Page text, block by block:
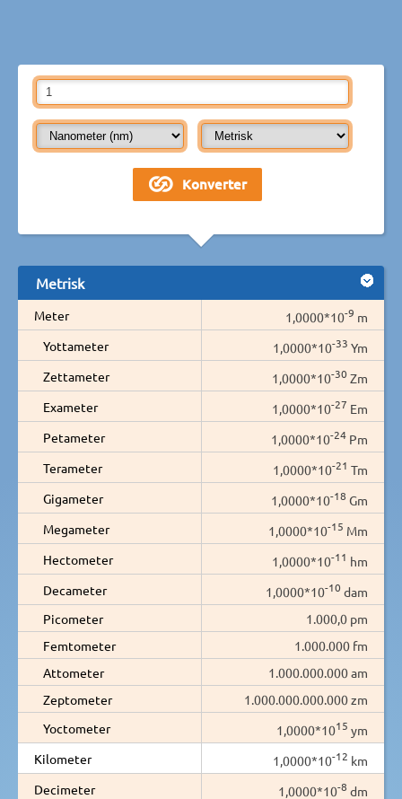
Metrisk
Meter 1,0000*10-9 m
Yottameter
1,0000*10-33 Ym
Zettameter
1,0000*10-30 Zm
Exameter
1,0000*10-27 Em
Petameter
1,0000*10-24 Pm
Terameter
1,0000*10-21 Tm
Gigameter
1,0000*10-18 Gm
Megameter
1,0000*10-15 Mm
Hectometer
1,0000*10-11 hm
Decameter
1,0000*10-10 dam
Picometer
1.000,0 pm
Femtometer
1.000.000 fm
Attometer
1.000.000.000 am
Zeptometer
1.000.000.000.000 zm
Yoctometer
1,0000*1015 ym
Kilometer
1,0000*10-12 km
Decimeter
1,0000*10-8 dm